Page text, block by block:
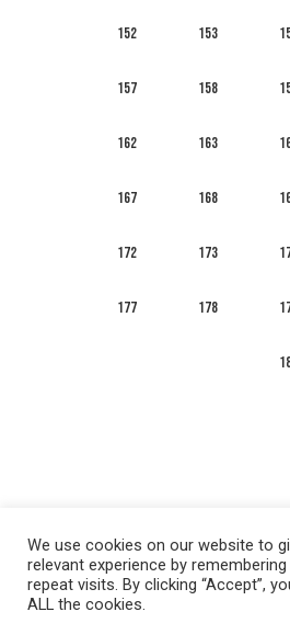
152 153
157 158
162 163
167 168
172 173
177 178
We use cookies on our website to
relevant experience by
repeat visits. By clicking “Accept”,
ALL the cookies.